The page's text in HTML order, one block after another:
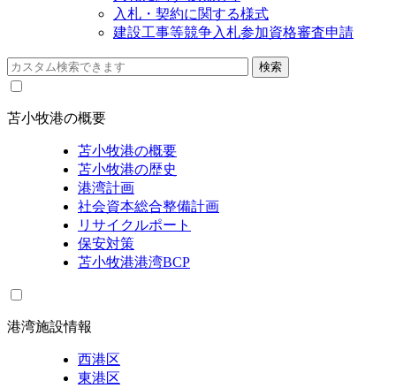
入札・契約に関する様式
建設工事等競争入札参加資格審査申請
苫小牧港の概要
苫小牧港の概要
苫小牧港の歴史
港湾計画
社会資本総合整備計画
リサイクルポート
保安対策
苫小牧港港湾BCP
港湾施設情報
西港区
東港区